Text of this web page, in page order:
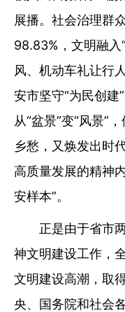
展播。社会治理群
98.83%，文明融入
风、机动车礼让行
安市坚守“为民创建
从“盆景”变“风景”
乡愁，又焕发出时
高质量发展的精神
安样本”。
正是由于省市两
神文明建设工作，
文明建设高潮，取
央、国务院和社会